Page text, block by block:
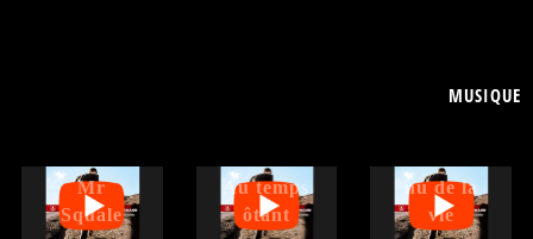
MUSIQUE
Mr
Squale
Au temps
ôtant
nu de la
vie